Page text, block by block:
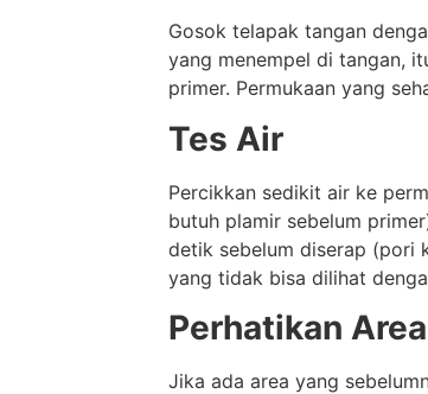
Gosok telapak tangan
yang menempel di tangan,
primer. Permukaan yang
Tes Air
Percikkan sedikit air ke
butuh plamir sebelum
detik sebelum diserap (pori
yang tidak bisa dilihat
Perhatikan
Jika ada area yang